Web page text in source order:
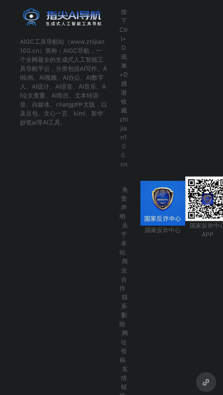
AIGC工具导航站（www.zhijian
100.cn）简称： AIGC导航 ，一
个全网最全的生成式人工智能工
具导航平台，分类包括AI写作 、 A
I绘画 、 AI视频 、 AI办公 、 AI数字
人 、 AI设计、 AI语音、 AI音乐、 A
I论文查重 、 AI简历 、 文本转语
音、 自媒体 、 chatgpt中文版 ，以
及 豆包、 文心一言 、 kimi 、 新华
妙笔ai等AI工具。
按
下
Ctr
l+
D
或
⌘
+D
感
谢
收
藏
zhi
jia
n1
0
0.
cn
免
责
声
明
关
于
本
站
商
业
合
作
联
系
删
除
网
址
投
稿
友
情
链
国家反诈中心
国家反诈中
APP